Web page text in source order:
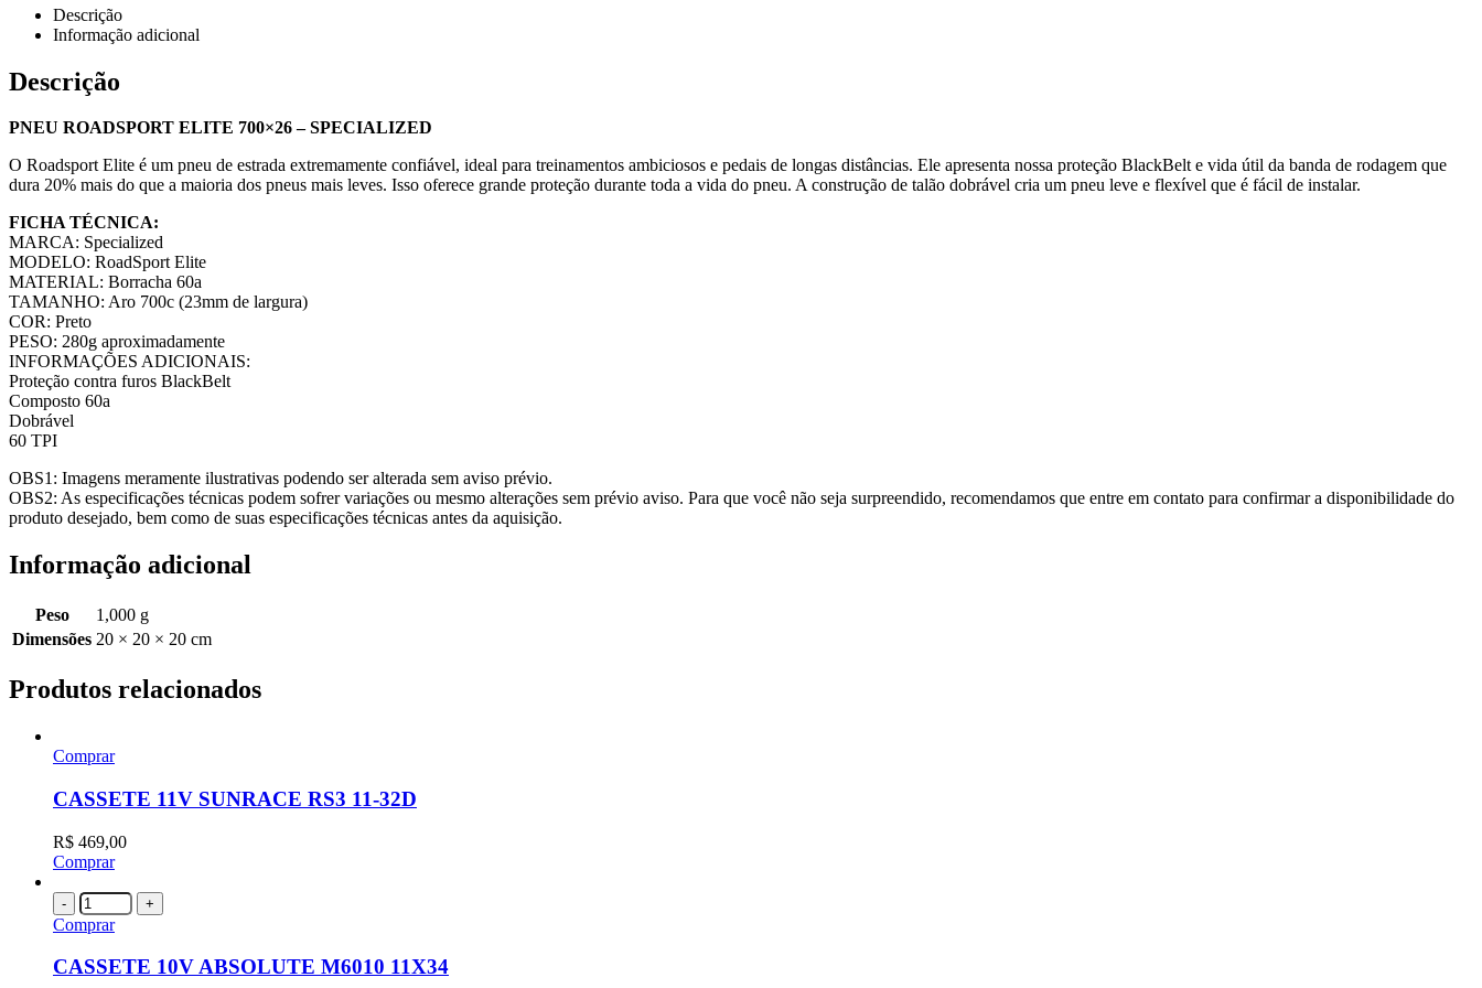
Descrição
Informação adicional
Descrição
PNEU ROADSPORT ELITE 700×26 – SPECIALIZED
O Roadsport Elite é um pneu de estrada extremamente confiável, ideal para treinamentos ambiciosos e pedais de longas distâncias. Ele apresenta nossa proteção BlackBelt e vida útil da banda de rodagem que
dura 20% mais do que a maioria dos pneus mais leves. Isso oferece grande proteção durante toda a vida do pneu. A construção de talão dobrável cria um pneu leve e flexível que é fácil de instalar.
FICHA TÉCNICA:
MARCA: Specialized
MODELO: RoadSport Elite
MATERIAL: Borracha 60a
TAMANHO: Aro 700c (23mm de largura)
COR: Preto
PESO: 280g aproximadamente
INFORMAÇÕES ADICIONAIS:
Proteção contra furos BlackBelt
Composto 60a
Dobrável
60 TPI
OBS1: Imagens meramente ilustrativas podendo ser alterada sem aviso prévio.
OBS2: As especificações técnicas podem sofrer variações ou mesmo alterações sem prévio aviso. Para que você não seja surpreendido, recomendamos que entre em contato para confirmar a disponibilidade do
produto desejado, bem como de suas especificações técnicas antes da aquisição.
Informação adicional
Peso
1,000 g
Dimensões 20 × 20 × 20 cm
Produtos relacionados
Comprar
CASSETE 11V SUNRACE RS3 11-32D
R$ 469,00
Comprar
- +
Comprar
CASSETE 10V ABSOLUTE M6010 11X34